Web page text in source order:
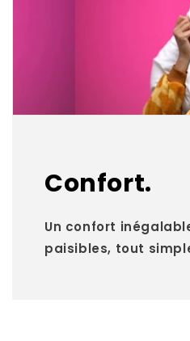
Confort.
Un confort
paisibles, tout